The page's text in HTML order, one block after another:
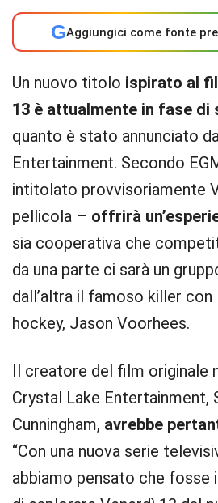
GAggiungici come fonte
Un nuovo titolo ispirato al
13 è attualmente in fase di
quanto è stato annunciato
Entertainment. Secondo
intitolato provvisoriamente
pellicola – offrirà
sia cooperativa che
da una parte ci sarà un
dall’altra il famoso killer con
hockey, Jason Voorhees.
Il creatore del film originale
Crystal Lake Entertainment,
Cunningham, avrebbe
“Con una nuova serie
abbiamo pensato che fosse